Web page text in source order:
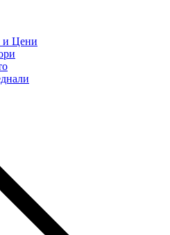
и Цени